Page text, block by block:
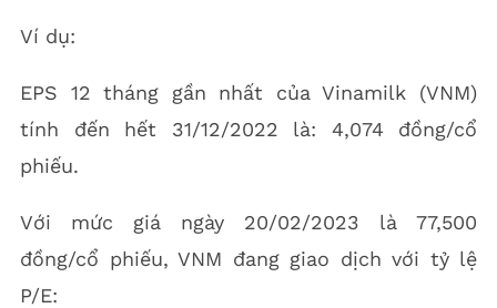
Ví dụ:
EPS 12 tháng gần nhất của Vinamilk (VNM)
tính đến hết 31/12/2022 là: 4,074 đồng/cổ
phiếu.
Với mức giá ngày 20/02/2023 là 77,500
đồng/cổ phiếu, VNM đang giao dịch với tỷ lệ
P/E: